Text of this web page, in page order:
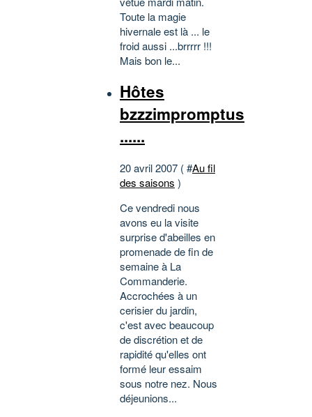
Toute la magie
hivernale est là ... le
froid aussi ...brrrrr !!!
Mais bon le...
Hôtes
bzzzimpromptus
......
20 avril 2007 ( #Au fil
des saisons )
Ce vendredi nous
avons eu la visite
surprise d'abeilles en
promenade de fin de
semaine à La
Commanderie.
Accrochées à un
cerisier du jardin,
c'est avec beaucoup
de discrétion et de
rapidité qu'elles ont
formé leur essaim
sous notre nez. Nous
déjeunions...